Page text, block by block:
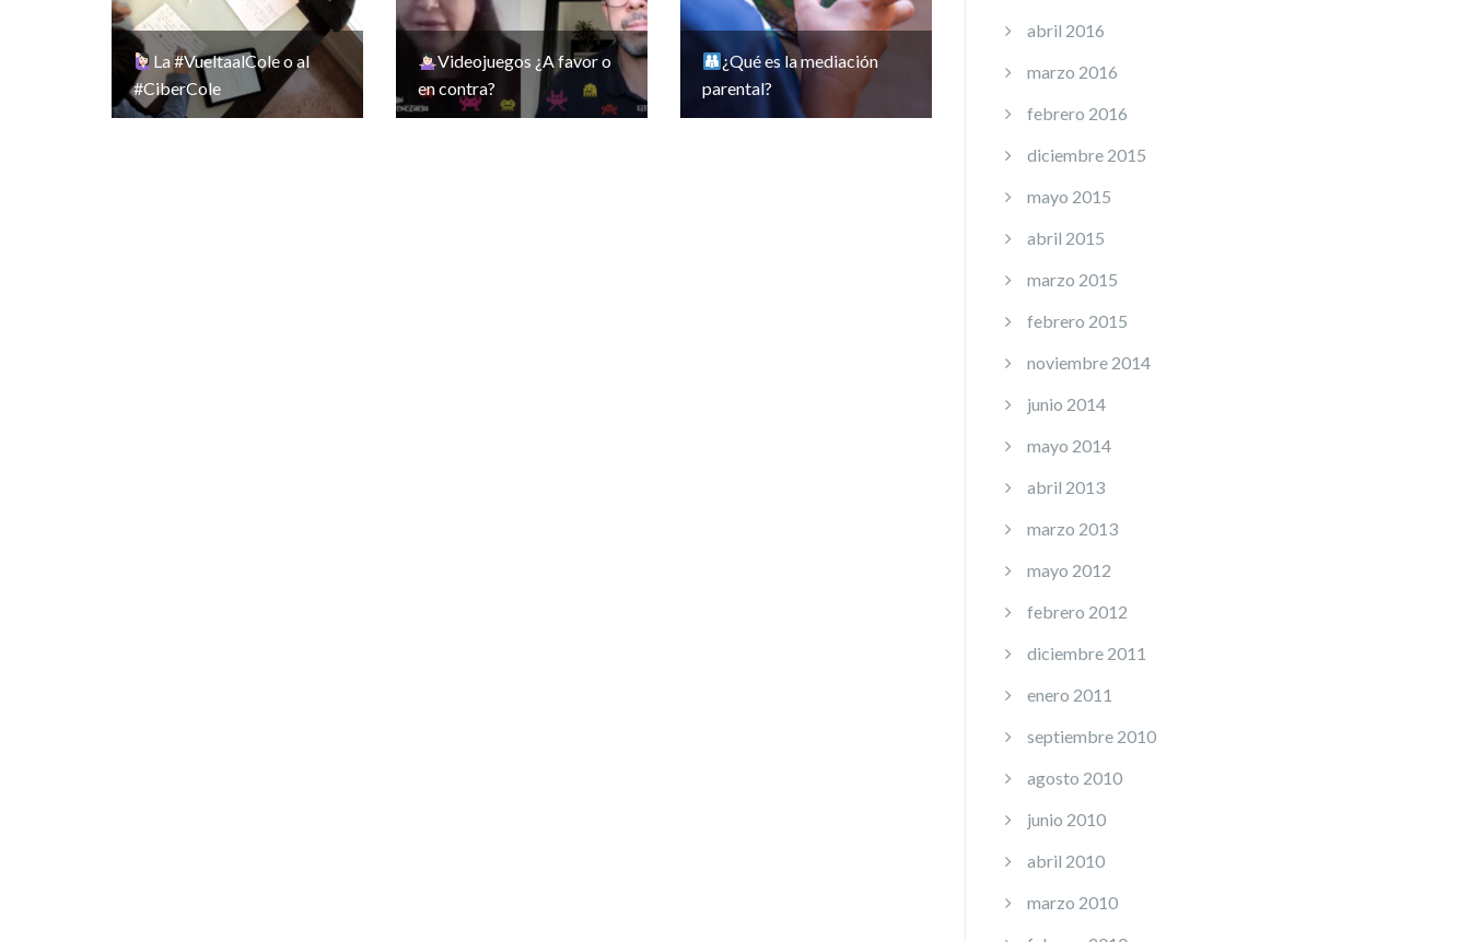
La #VueltaalCole o al
#CiberCole
Videojuegos ¿A favor o
en contra?
¿Qué es la mediación
parental?
abril 2016
marzo 2016
febrero 2016
diciembre 2015
mayo 2015
abril 2015
marzo 2015
febrero 2015
noviembre 2014
junio 2014
mayo 2014
abril 2013
marzo 2013
mayo 2012
febrero 2012
diciembre 2011
enero 2011
septiembre 2010
agosto 2010
junio 2010
abril 2010
marzo 2010